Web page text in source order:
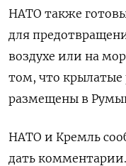
НАТО также
для
воздухе или на
том, что
размещены в
НАТО и Кремль
дать комментарии.